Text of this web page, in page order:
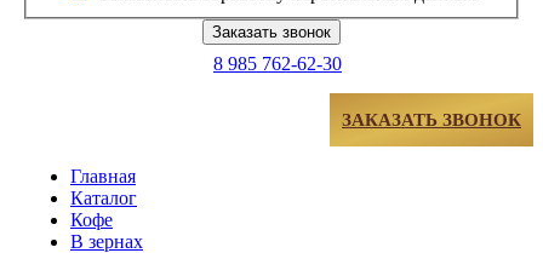
8 985 762-62-30
ЗАКАЗАТЬ ЗВОНОК
Главная
Каталог
Кофе
В зернах